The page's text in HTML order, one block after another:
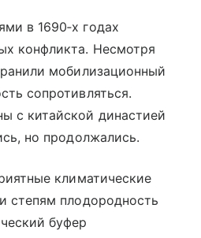
в 1690‑х годах
конфликта. Несмотря
мобилизационный
сопротивляться.
с китайской династией
но продолжались.
климатические
степям плодородность
буфер